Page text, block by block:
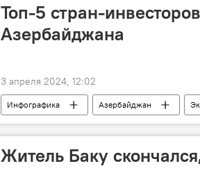
Топ-5 стран-
Азербайджана
3 апреля 2024, 12:02
Инфографика Азербайджан
Иностранные инвестиции
вложения
Житель Баку